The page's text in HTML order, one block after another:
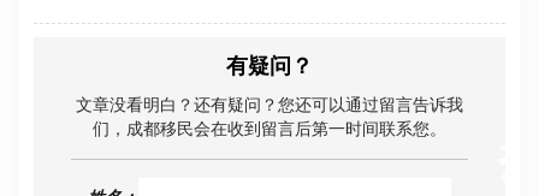
有疑问？
文章没看明白？还有疑问？您还可以通过留言告诉我
们，成都移民会在收到留言后第一时间联系您。